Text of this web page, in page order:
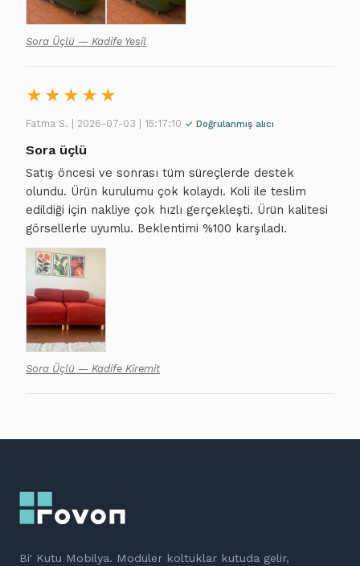
Sora Üçlü — Kadife Yesil
★ ★ ★ ★ ★
Fatma S. | 2026-07-03 | 15:17:10 ✓ Doğrulanmış alıcı
Sora üçlü
Satış öncesi ve sonrası tüm süreçlerde destek
olundu. Ürün kurulumu çok kolaydı. Koli ile teslim
edildiği için nakliye çok hızlı gerçekleşti. Ürün kalitesi
görsellerle uyumlu. Beklentimi %100 karşıladı.
Sora Üçlü — Kadife Kiremit
Bi' Kutu Mobilya. Modüler koltuklar kutuda gelir,